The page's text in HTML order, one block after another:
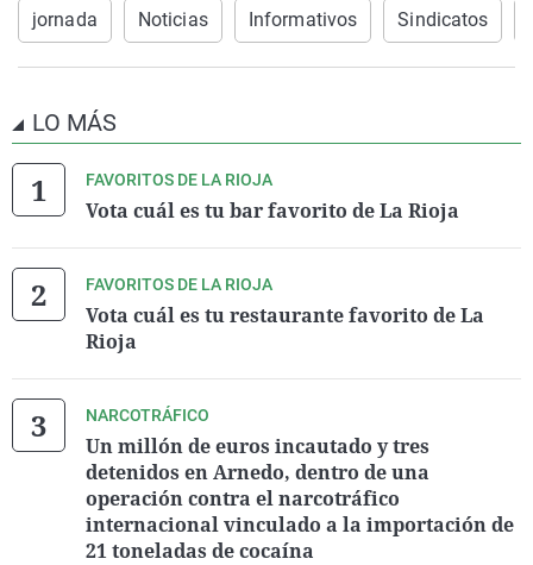
jornada Noticias Informativos Sindicatos
LO MÁS
FAVORITOS DE LA RIOJA
Vota cuál es tu bar favorito de La Rioja
FAVORITOS DE LA RIOJA
Vota cuál es tu restaurante favorito de La
Rioja
NARCOTRÁFICO
Un millón de euros incautado y tres
detenidos en Arnedo, dentro de una
operación contra el narcotráfico
internacional vinculado a la importación de
21 toneladas de cocaína